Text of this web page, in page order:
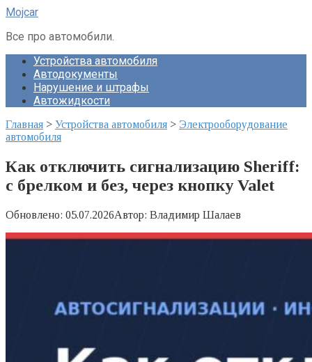
Перейти
контенту
Mojcar
Все про автомобили.
Устройства автомобиля
Автодокументы
Нарушение и штрафы
Автожидкости
Главная > Устройства автомобиля > Электрооборудование
автомобиля
Как отключить сигнализацию Sheriff:
с брелком и без, через кнопку Valet
Обновлено: 05.07.2026Автор: Владимир Шалаев